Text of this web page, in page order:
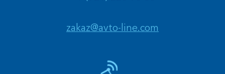
zakaz@avto-line.com